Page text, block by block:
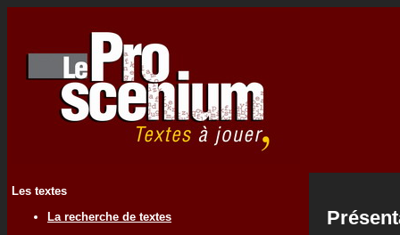
Les textes
La recherche de textes